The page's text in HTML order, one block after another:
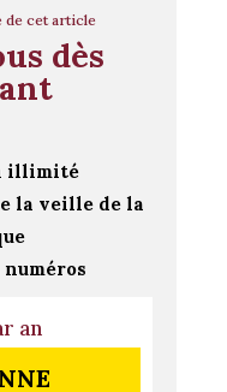
de cet article
dès
illimité
la veille de la
numéros
an